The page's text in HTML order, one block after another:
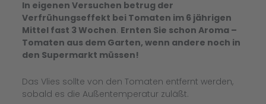
In eigenen Versuchen betrug der
Verfrühungseffekt bei Tomaten im 6 jährigen
Mittel fast 3 Wochen. Ernten Sie schon Aroma –
Tomaten aus dem Garten, wenn andere noch in
den Supermarkt müssen!
Das Vlies sollte von den Tomaten entfernt werden,
sobald es die Außentemperatur zuläßt.